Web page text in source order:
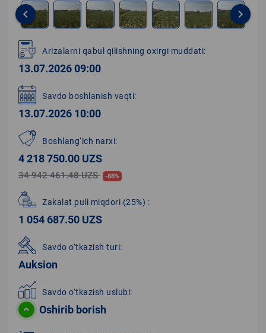
1
of
8
keyboard_arrow_left keyboard_arrow_right
Arizalarni qabul qilishning oxirgi muddati:
13.07.2026 09:00
Savdo boshlanish vaqti:
13.07.2026 10:00
Boshlang‘ich narxi:
4 218 750.00 UZS
34 942 461.48 UZS -88%
Zakalat puli miqdori (25%) :
1 054 687.50 UZS
Savdo o‘tkazish turi:
Auksion
Savdo o‘tkazish uslubi:
Oshirib borish